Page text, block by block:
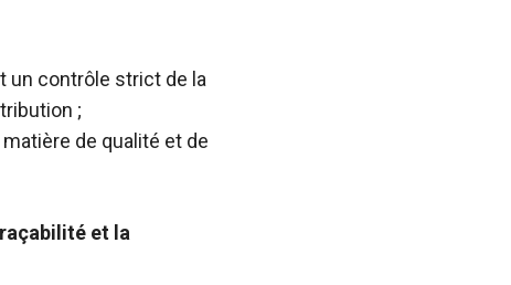
un contrôle strict de la
;
de qualité et de
et la